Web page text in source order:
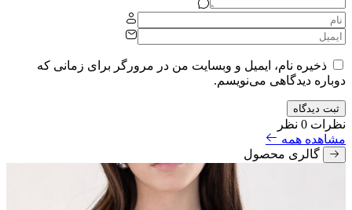
ذخیره نام، ایمیل و وبسایت من در مرورگر برای زمانی که
دوباره دیدگاهی می‌نویسم.
ثبت دیدگاه
نظرات 0 نظر
مشاهده همه
گالری محصول